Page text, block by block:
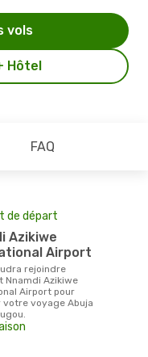
Hôtel
vols
FAQ
de départ
Airport
Nnamdi Azikiwe
Airport pour
votre voyage Abuja